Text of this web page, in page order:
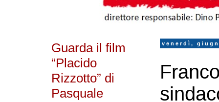
venerdì,
Guarda il film
“Placido
Rizzotto” di
Pasquale